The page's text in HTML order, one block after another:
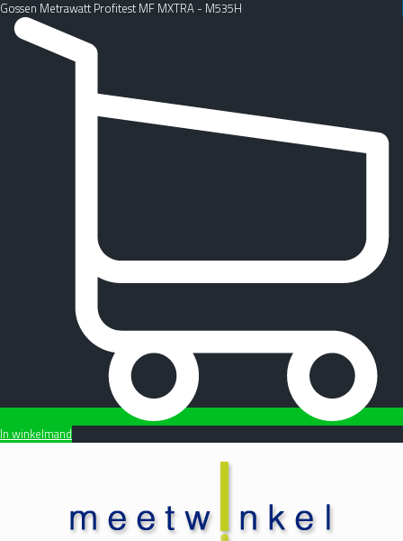
Gossen Metrawatt Profitest MF MXTRA - M535H
In winkelmand